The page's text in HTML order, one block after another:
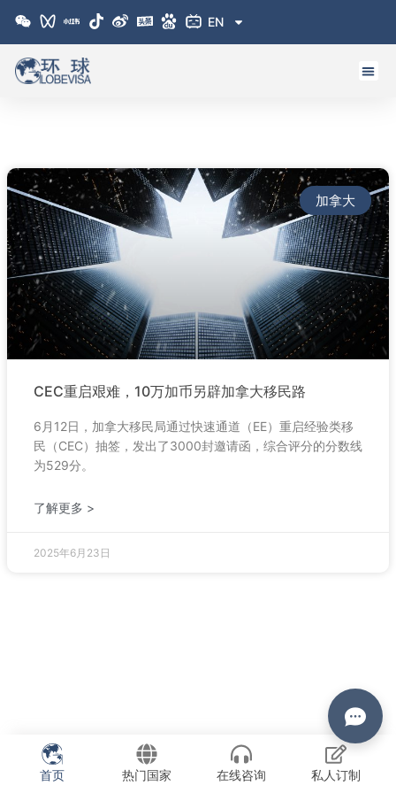
EN
加拿大
CEC重启艰难，10万加币另辟加拿大移民路
6月12日，加拿大移民局通过快速通道（EE）重启经验类移
民（CEC）抽签，发出了3000封邀请函，综合评分的分数线
为529分。
了解更多 >
2025年6月23日
首页 热门国家 在线咨询 私人订制